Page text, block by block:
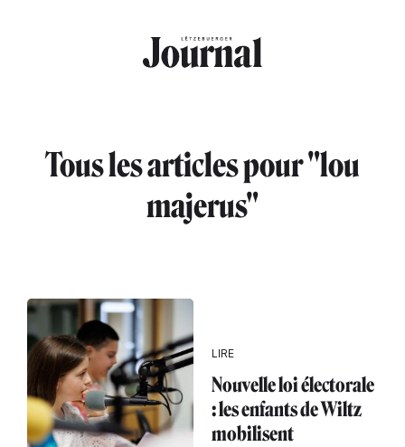
Tous les articles pour "lou
majerus"
LIRE
Nouvelle loi électorale
: les enfants de Wiltz
mobilisent